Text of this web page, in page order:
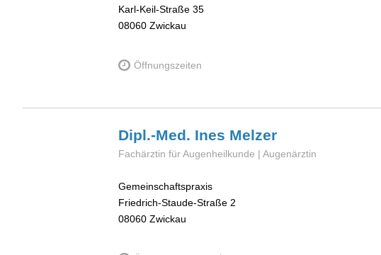
Karl-Keil-Straße 35
08060 Zwickau
Öffnungszeiten
Dipl.-Med. Ines Melzer
Fachärztin für Augenheilkunde | Augenärztin
Gemeinschaftspraxis
Friedrich-Staude-Straße 2
08060 Zwickau